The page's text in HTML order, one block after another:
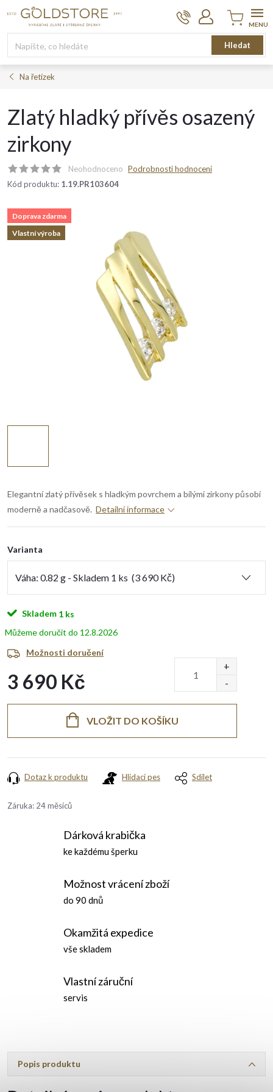
Hledat
Nákupní
košík
Na řetízek
Zlatý hladký přívěs osazený
zirkony
Neohodnoceno Podrobnosti hodnocení
Kód produktu: 1.19.PR103604
Doprava zdarma
Vlastní výroba
Elegantní zlatý přívěsek s hladkým povrchem a bílými zirkony působí
moderně a nadčasově. Detailní informace
Varianta
Skladem 1 ks
12.8.2026
Možnosti doručení
3 690 Kč
VLOŽIT DO KOŠÍKU
Dotaz k produktu Hlídací pes Sdílet
Záruka: 24 měsíců
Dárková krabička
ke každému šperku
Možnost vrácení zboží
do 90 dnů
Okamžitá expedice
vše skladem
Vlastní záruční
servis
Popis produktu